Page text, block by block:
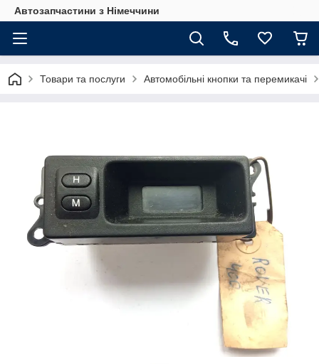
Автозапчастини з Німеччини
Товари та послуги Автомобільні кнопки та перемикачі